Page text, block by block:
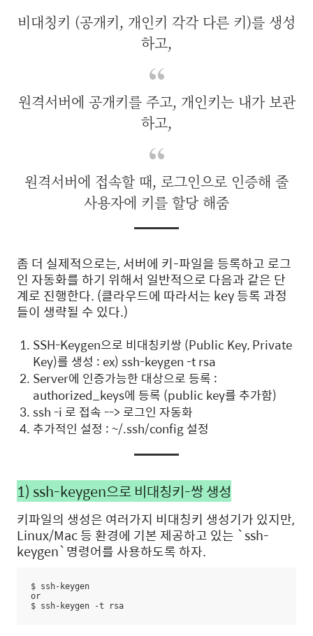
비대칭키 (공개키, 개인키 각각 다른 키)를 생성
하고,
원격서버에 공개키를 주고, 개인키는 내가 보관
하고,
원격서버에 접속할 때, 로그인으로 인증해 줄
사용자에 키를 할당 해줌
좀 더 실제적으로는, 서버에 키-파일을 등록하고 로그
인 자동화를 하기 위해서 일반적으로 다음과 같은 단
계로 진행한다. (클라우드에 따라서는 key 등록 과정
들이 생략될 수 있다.)
SSH-Keygen으로 비대칭키쌍 (Public Key, Private
Key)를 생성 : ex) ssh-keygen -t rsa
Server에 인증가능한 대상으로 등록 :
authorized_keys에 등록 (public key를 추가함)
ssh -i 로 접속 --> 로그인 자동화
추가적인 설정 : ~/.ssh/config 설정
1) ssh-keygen으로 비대칭키-쌍 생성
키파일의 생성은 여러가지 비대칭키 생성기가 있지만,
Linux/Mac 등 환경에 기본 제공하고 있는 `ssh-
keygen`명령어를 사용하도록 하자.
$ ssh-keygen
or
$ ssh-keygen -t rsa